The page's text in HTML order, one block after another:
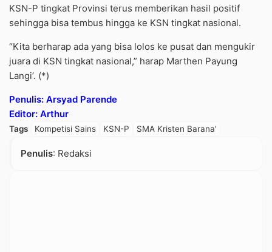
KSN-P tingkat Provinsi terus memberikan hasil positif
sehingga bisa tembus hingga ke KSN tingkat nasional.
“Kita berharap ada yang bisa lolos ke pusat dan mengukir
juara di KSN tingkat nasional,” harap Marthen Payung
Langi’. (*)
Penulis: Arsyad Parende
Editor: Arthur
Tags Kompetisi Sains KSN-P SMA Kristen Barana'
Penulis: Redaksi